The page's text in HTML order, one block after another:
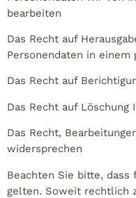
bearbeiten
Das Recht auf
Personendaten in einem
Das Recht auf
Das Recht auf Löschung
Das Recht,
widersprechen
Beachten Sie bitte, dass
gelten. Soweit rechtlich